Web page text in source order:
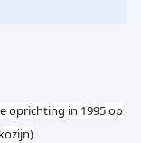
oprichting in 1995 op